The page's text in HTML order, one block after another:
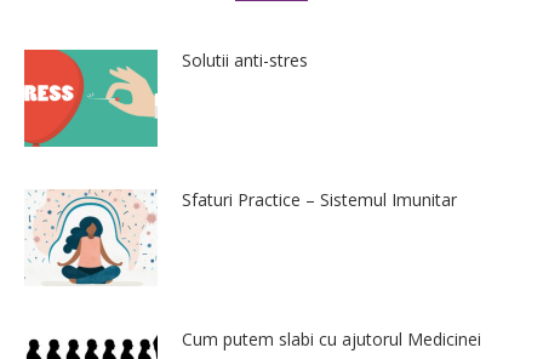
Solutii anti-stres
Sfaturi Practice – Sistemul Imunitar
Cum putem slabi cu ajutorul Medicinei